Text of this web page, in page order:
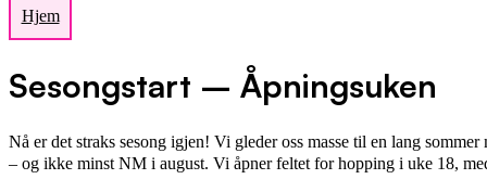
Hjem
Sesongstart – Åpningsuken
Nå er det straks sesong igjen! Vi gleder oss masse til en lang sommer
– og ikke minst NM i august. Vi åpner feltet for hopping i uke 18,